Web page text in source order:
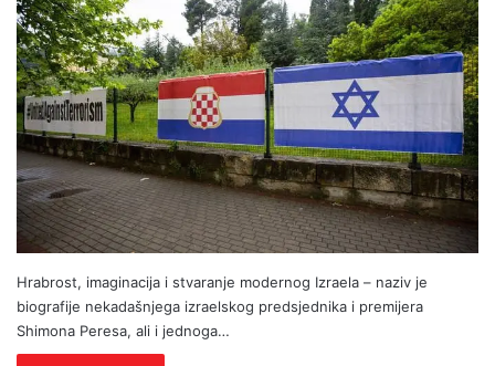
Hrabrost, imaginacija i stvaranje modernog Izraela – naziv je
biografije nekadašnjega izraelskog predsjednika i premijera
Shimona Peresa, ali i jednoga…